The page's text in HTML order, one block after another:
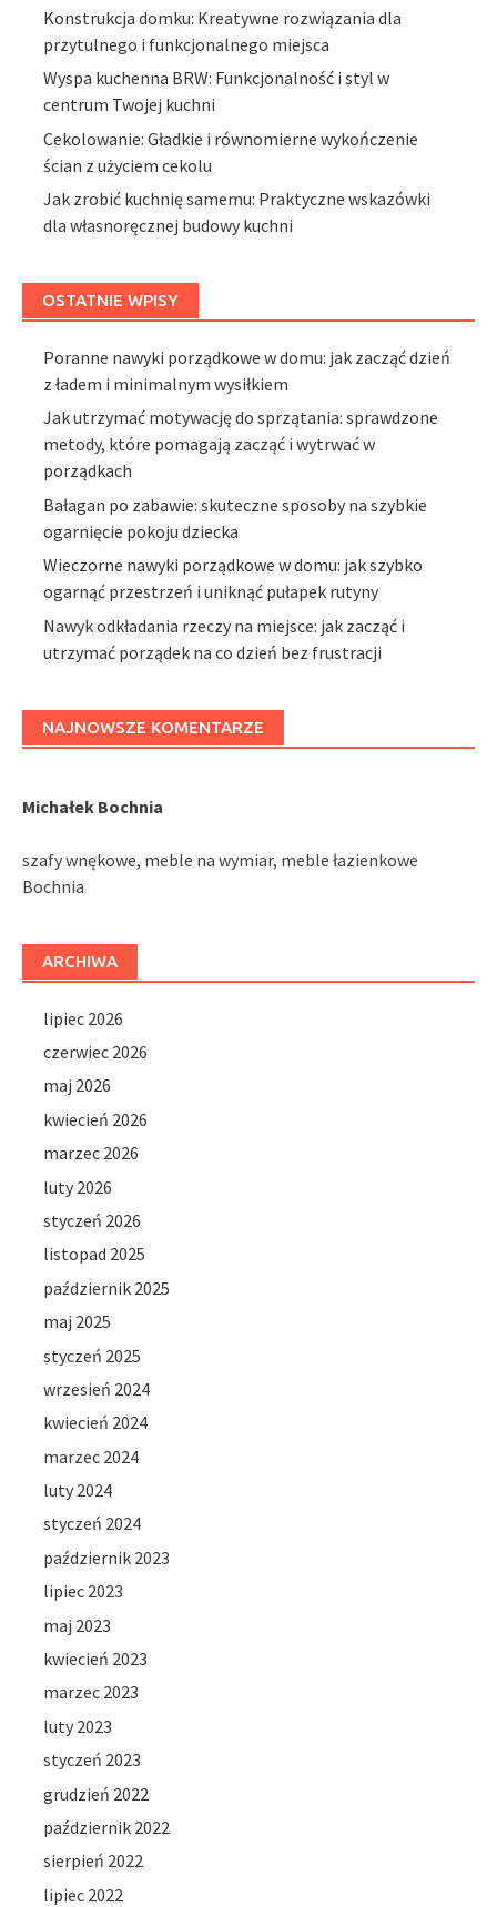
Konstrukcja domku: Kreatywne rozwiązania dla
przytulnego i funkcjonalnego miejsca
Wyspa kuchenna BRW: Funkcjonalność i styl w
centrum Twojej kuchni
Cekolowanie: Gładkie i równomierne wykończenie
ścian z użyciem cekolu
Jak zrobić kuchnię samemu: Praktyczne wskazówki
dla własnoręcznej budowy kuchni
OSTATNIE WPISY
Poranne nawyki porządkowe w domu: jak zacząć dzień
z ładem i minimalnym wysiłkiem
Jak utrzymać motywację do sprzątania: sprawdzone
metody, które pomagają zacząć i wytrwać w
porządkach
Bałagan po zabawie: skuteczne sposoby na szybkie
ogarnięcie pokoju dziecka
Wieczorne nawyki porządkowe w domu: jak szybko
ogarnąć przestrzeń i uniknąć pułapek rutyny
Nawyk odkładania rzeczy na miejsce: jak zacząć i
utrzymać porządek na co dzień bez frustracji
NAJNOWSZE KOMENTARZE
Michałek Bochnia
szafy wnękowe, meble na wymiar, meble łazienkowe
Bochnia
ARCHIWA
lipiec 2026
czerwiec 2026
maj 2026
kwiecień 2026
marzec 2026
luty 2026
styczeń 2026
listopad 2025
październik 2025
maj 2025
styczeń 2025
wrzesień 2024
kwiecień 2024
marzec 2024
luty 2024
styczeń 2024
październik 2023
lipiec 2023
maj 2023
kwiecień 2023
marzec 2023
luty 2023
styczeń 2023
grudzień 2022
październik 2022
sierpień 2022
lipiec 2022